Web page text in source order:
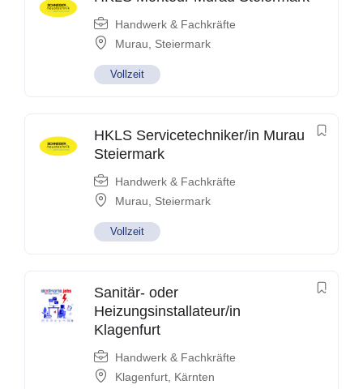
Handwerk & Fachkräfte
Murau
Steiermark
Vollzeit
HKLS Servicetechniker/in Murau
Steiermark
Handwerk & Fachkräfte
Murau
Steiermark
Vollzeit
Sanitär- oder
Heizungsinstallateur/in
Klagenfurt
Handwerk & Fachkräfte
Klagenfurt Kärnten